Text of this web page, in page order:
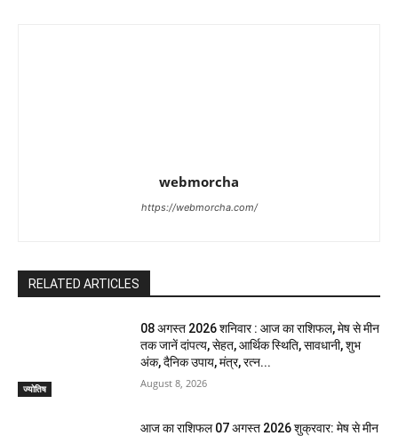
webmorcha
https://webmorcha.com/
RELATED ARTICLES
ज्योतिष
08 अगस्त 2026 शनिवार : आज का राशिफल, मेष से मीन
तक जानें दांपत्य, सेहत, आर्थिक स्थिति, सावधानी, शुभ
अंक, दैनिक उपाय, मंत्र, रत्न...
August 8, 2026
आज का राशिफल 07 अगस्त 2026 शुक्रवार: मेष से मीन